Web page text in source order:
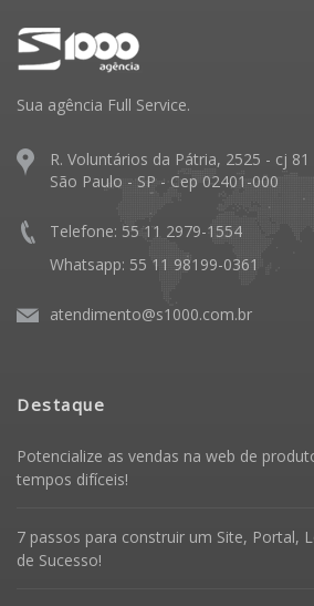
Sua agência Full Service.
R. Voluntários da Pátria, 2525 - cj 81
São Paulo - SP - Cep 02401-000
Telefone: 55 11 2979-1554
Whatsapp: 55 11 98199-0361
atendimento@s1000.com.br
Destaque
Potencialize as vendas na web de
tempos difíceis!
7 passos para construir um Site, Portal,
de Sucesso!